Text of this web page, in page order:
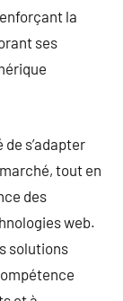
la
ses
s’adapter
tout en
des
web.
solutions